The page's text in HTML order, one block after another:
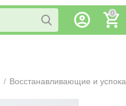
0
/ Восстанавливающие и